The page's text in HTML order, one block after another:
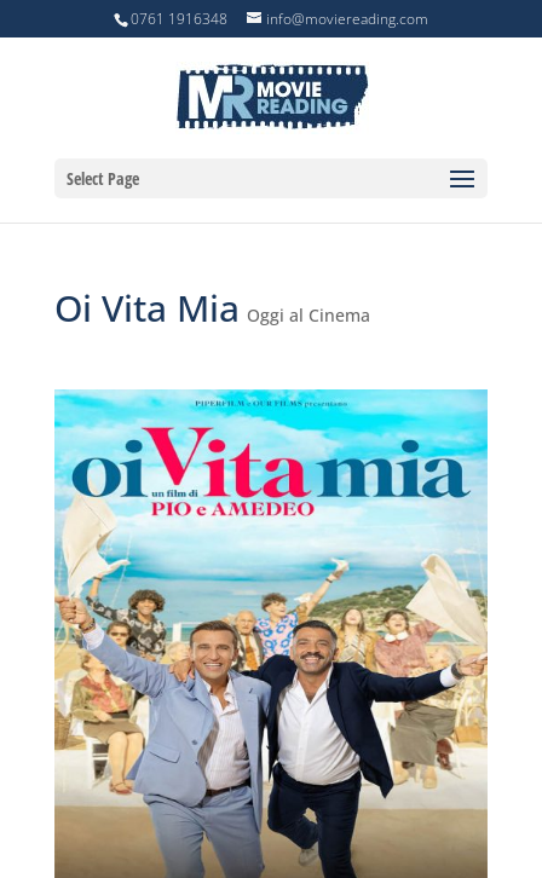
0761 1916348 info@moviereading.com
Select Page
Oi Vita Mia Oggi al Cinema